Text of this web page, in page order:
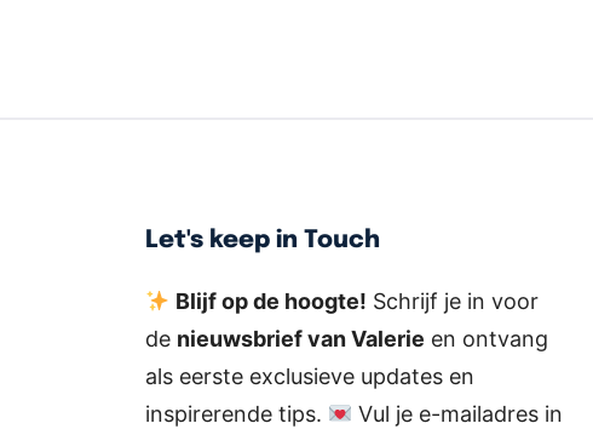
Let's keep in Touch
Blijf op de hoogte! Schrijf je in voor
de nieuwsbrief van Valerie en ontvang
als eerste exclusieve updates en
inspirerende tips.
Vul je e-mailadres in